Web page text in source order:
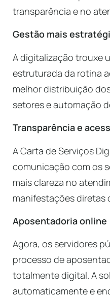
transparência e no
Gestão mais
A digitalização trouxe
estruturada da rotina
melhor distribuição
setores e automação
Transparência e
A Carta de Serviços
comunicação com os
mais clareza no
manifestações diretas
Aposentadoria online
Agora, os servidores
processo de
totalmente digital. A
automaticamente e